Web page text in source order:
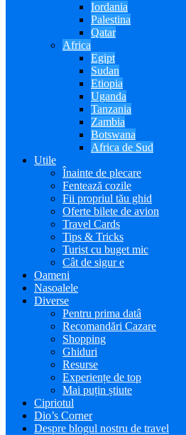
Iordania
Palestina
Qatar
Africa
Egipt
Sudan
Etiopia
Uganda
Tanzania
Zambia
Botswana
Africa de Sud
Utile
Înainte de plecare
Fentează cozile
Fii propriul tău ghid
Oferte bilete de avion
Travel Cards
Tips & Tricks
Turist cu buget mic
Cât de sigur e
Oameni
Nasoalele
Diverse
Pentru prima datâ
Recomandări Cazare
Shopping
Ghiduri
Resurse
Experiențe de top
Mai puțin știute
Cipriotul
Dio’s Corner
Despre blogul nostru de travel